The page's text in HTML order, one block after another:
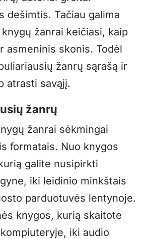
dešimtis. Tačiau galima
žanrai keičiasi, kaip
asmeninis skonis. Todėl
žanrų sąrašą ir
atrasti savąjį.
žanrų
žanrai sėkmingai
formatais. Nuo knygos
galite nusipirkti
iki leidinio minkštais
parduotuvės lentynoje.
knygos, kurią skaitote
iki audio